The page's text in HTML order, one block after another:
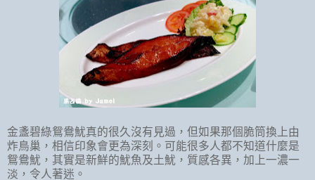
金盞碧綠鴛鴦魷真的很久沒有見過，但如果那個脆筒換上由
炸鳥巢，相信印象會更為深刻。可能很多人都不知道什麼是
鴛鴦魷，其實是新鮮的魷魚及土魷，質感各異，加上一濃一
淡，令人著迷。